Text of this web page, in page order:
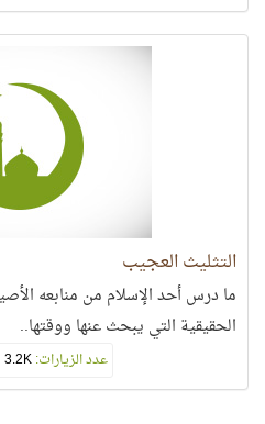
التثليث العجيب
ما درس أحد الإسلام من منابعه
الحقيقية التي يبحث عنها ووقتها..
عدد الزيارات: